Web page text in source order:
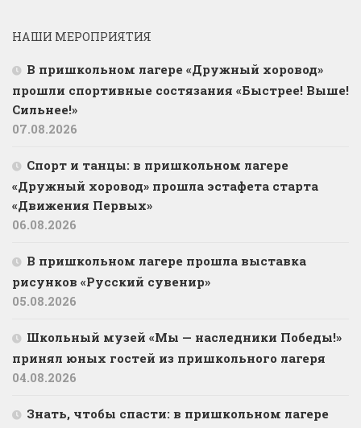
НАШИ МЕРОПРИЯТИЯ
В пришкольном лагере «Дружный хоровод»
прошли спортивные состязания «Быстрее! Выше!
Сильнее!»
07.08.2026
Спорт и танцы: в пришкольном лагере
«Дружный хоровод» прошла эстафета старта
«Движения Первых»
06.08.2026
В пришкольном лагере прошла выставка
рисунков «Русский сувенир»
05.08.2026
Школьный музей «Мы — наследники Победы!»
принял юных гостей из пришкольного лагеря
04.08.2026
Знать, чтобы спасти: в пришкольном лагере